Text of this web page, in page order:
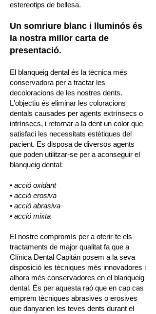
estereotips de bellesa.
Un somriure blanc i lluminós és
la nostra millor carta de
presentació.
El blanqueig dental és la tècnica més
conservadora per a tractar les
decoloracions de les nostres dents.
L'objectiu és eliminar les coloracions
dentals causades per agents extrínsecs o
intrínsecs, i retornar a la dent un color que
satisfaci les necessitats estètiques del
pacient. Es disposa de diversos agents
que poden utilitzar-se per a aconseguir el
blanqueig dental:
• acció oxidant
• acció erosiva
• acció abrasiva
• acció mixta
El nostre compromís per a oferir-te els
tractaments de major qualitat fa que a
Clínica Dental Capitán posem a la seva
disposició les tècniques més innovadores i
alhora més conservadores en el blanqueig
dental. És per aquesta raó que en cap cas
emprem tècniques abrasives o erosives
que danyarien les teves dents durant el